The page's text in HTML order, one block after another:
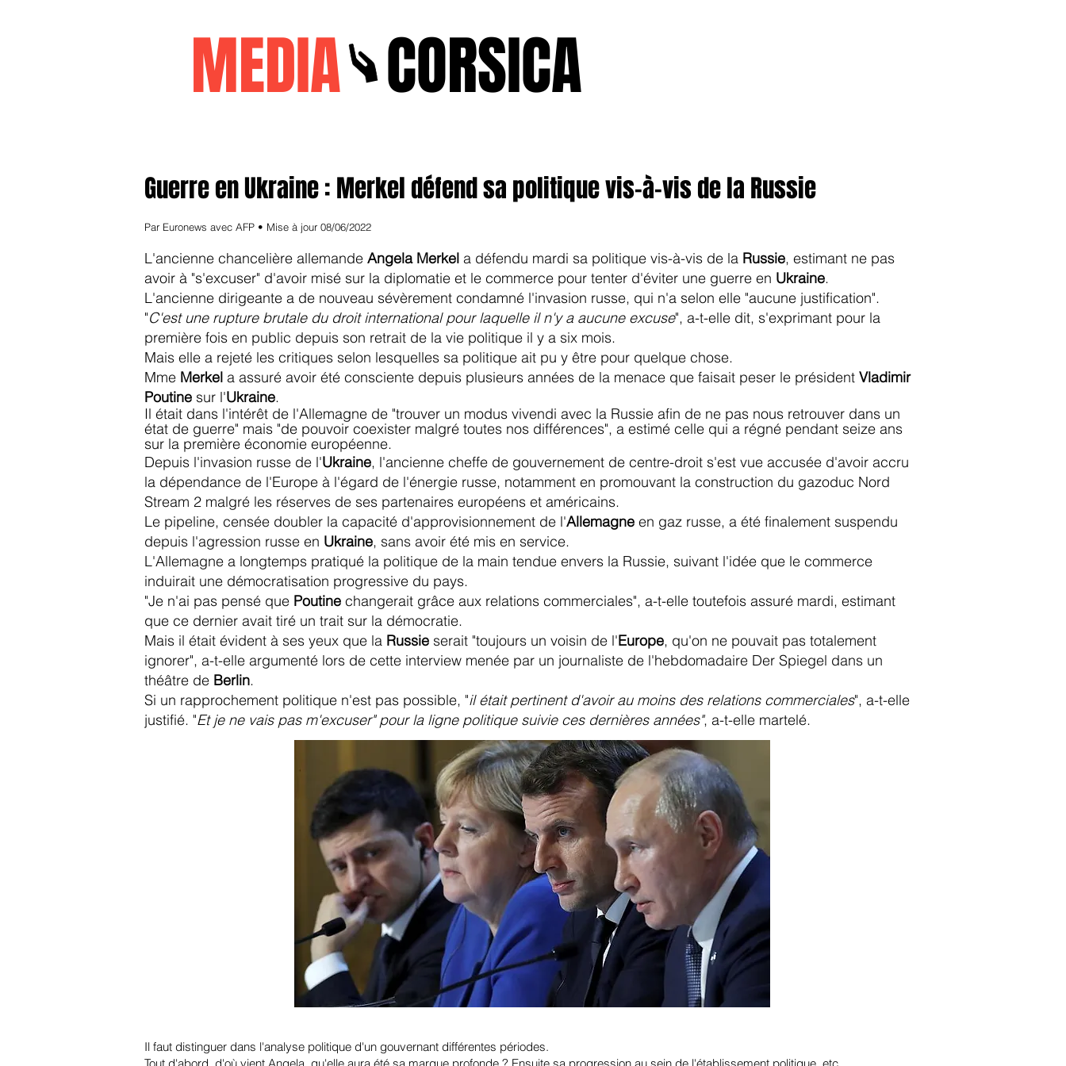
MEDIACORSICA
Guerre en Ukraine : Merkel défend sa politique vis-à-vis de la Russie
Par Euronews avec AFP • Mise à jour 08/06/2022
L'ancienne chancelière allemande Angela Merkel a défendu mardi sa politique vis-à-vis de la Russie, estimant ne pas
avoir à "s'excuser" d'avoir misé sur la diplomatie et le commerce pour tenter d'éviter une guerre en Ukraine.
L'ancienne dirigeante a de nouveau sévèrement condamné l'invasion russe, qui n'a selon elle "aucune justification".
"C'est une rupture brutale du droit international pour laquelle il n'y a aucune excuse", a-t-elle dit, s'exprimant pour la
première fois en public depuis son retrait de la vie politique il y a six mois.
Mais elle a rejeté les critiques selon lesquelles sa politique ait pu y être pour quelque chose.
Mme Merkel a assuré avoir été consciente depuis plusieurs années de la menace que faisait peser le président Vladimir
Poutine sur l'Ukraine.
Il était dans l'intérêt de l'Allemagne de "trouver un modus vivendi avec la Russie afin de ne pas nous retrouver dans un
état de guerre" mais "de pouvoir coexister malgré toutes nos différences", a estimé celle qui a régné pendant seize ans
sur la première économie européenne.
Depuis l'invasion russe de l'Ukraine, l'ancienne cheffe de gouvernement de centre-droit s'est vue accusée d'avoir accru
la dépendance de l'Europe à l'égard de l'énergie russe, notamment en promouvant la construction du gazoduc Nord
Stream 2 malgré les réserves de ses partenaires européens et américains.
Le pipeline, censée doubler la capacité d'approvisionnement de l'Allemagne en gaz russe, a été finalement suspendu
depuis l'agression russe en Ukraine, sans avoir été mis en service.
L'Allemagne a longtemps pratiqué la politique de la main tendue envers la Russie, suivant l'idée que le commerce
induirait une démocratisation progressive du pays.
"Je n'ai pas pensé que Poutine changerait grâce aux relations commerciales", a-t-elle toutefois assuré mardi, estimant
que ce dernier avait tiré un trait sur la démocratie.
Mais il était évident à ses yeux que la Russie serait "toujours un voisin de l'Europe, qu'on ne pouvait pas totalement
ignorer", a-t-elle argumenté lors de cette interview menée par un journaliste de l'hebdomadaire Der Spiegel dans un
théâtre de Berlin.
Si un rapprochement politique n'est pas possible, "il était pertinent d'avoir au moins des relations commerciales", a-t-elle
justifié. "Et je ne vais pas m'excuser" pour la ligne politique suivie ces dernières années", a-t-elle martelé.
Il faut distinguer dans l'analyse politique d'un gouvernant différentes périodes.